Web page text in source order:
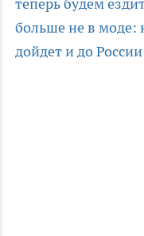
теперь будем
больше не в моде:
дойдет и до России